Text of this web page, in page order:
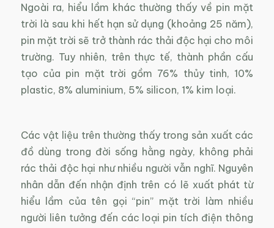
Ngoài ra, hiểu lầm khác thường thấy về pin mặt
trời là sau khi hết hạn sử dụng (khoảng 25 năm),
pin mặt trời sẽ trở thành rác thải độc hại cho môi
trường. Tuy nhiên, trên thực tế, thành phần cấu
tạo của pin mặt trời gồm 76% thủy tinh, 10%
plastic, 8% aluminium, 5% silicon, 1% kim loại.
Các vật liệu trên thường thấy trong sản xuất các
đồ dùng trong đời sống hằng ngày, không phải
rác thải độc hại như nhiều người vẫn nghĩ. Nguyên
nhân dẫn đến nhận định trên có lẽ xuất phát từ
hiểu lầm của tên gọi “pin” mặt trời làm nhiều
người liên tưởng đến các loại pin tích điện thông